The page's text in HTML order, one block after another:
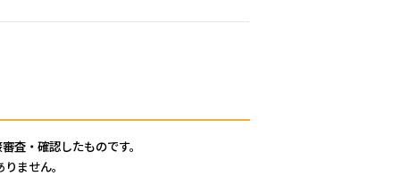
査・確認したものです。
ません。